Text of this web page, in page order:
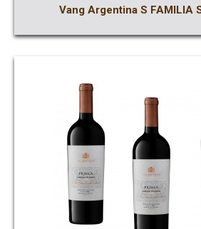
Vang Argentina S FAMILIA